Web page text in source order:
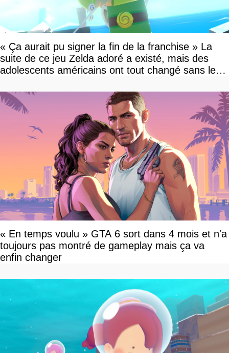
« Ça aurait pu signer la fin de la franchise » La
suite de ce jeu Zelda adoré a existé, mais des
adolescents américains ont tout changé sans le
« En temps voulu » GTA 6 sort dans 4 mois et n'a
toujours pas montré de gameplay mais ça va
enfin changer